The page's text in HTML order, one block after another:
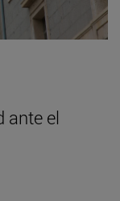
ante el